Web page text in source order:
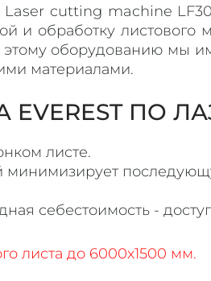
cutting machine
и обработку
оборудованию мы
материалами.
ПО
листе.
минимизирует
себестоимость -
листа до 6000х1500 мм.